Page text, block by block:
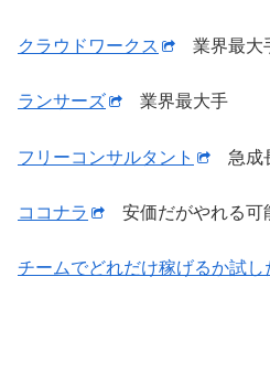
クラウドワークス 業界最大
ランサーズ 業界最大手
フリーコンサルタント 急成
ココナラ 安価だがやれる可
チームでどれだけ稼げるか試し